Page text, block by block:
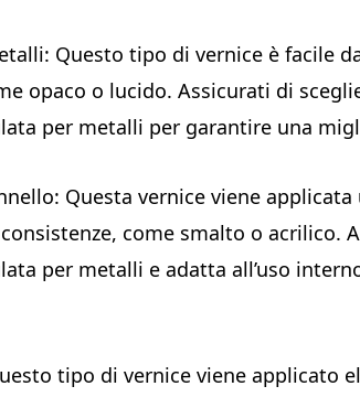
Questo tipo di vernice è facile
opaco o lucido. Assicurati di
per metalli per garantire una
Questa vernice viene
come smalto o acrilico.
per metalli e adatta all’uso
tipo di vernice viene applicato